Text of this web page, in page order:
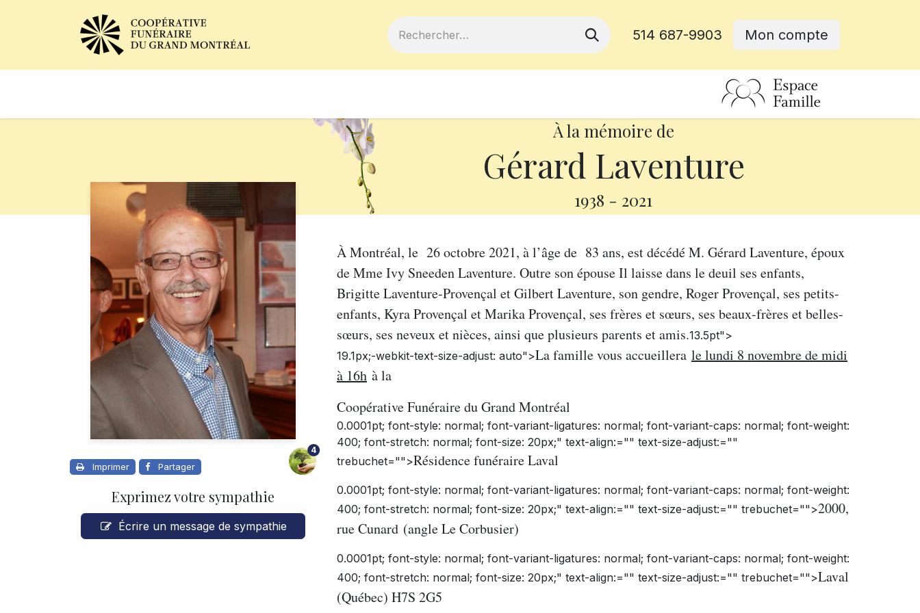
514 687-9903 Mon compte
À la mémoire de
Gérard Laventure
1938 - 2021
Imprimer Partager
4
Exprimez votre sympathie
Écrire un message de sympathie
À Montréal, le 26 octobre 2021, à l’âge de 83 ans, est décédé M. Gérard Laventure, époux
de Mme Ivy Sneeden Laventure. Outre son épouse Il laisse dans le deuil ses enfants,
Brigitte Laventure-Provençal et Gilbert Laventure, son gendre, Roger Provençal, ses petits-
enfants, Kyra Provençal et Marika Provençal, ses frères et sœurs, ses beaux-frères et belles-
sœurs, ses neveux et nièces, ainsi que plusieurs parents et amis.13.5pt">
19.1px;-webkit-text-size-adjust: auto">La famille vous accueillera le lundi 8 novembre de midi
à 16h à la
Coopérative Funéraire du Grand Montréal
0.0001pt; font-style: normal; font-variant-ligatures: normal; font-variant-caps: normal; font-weight:
400; font-stretch: normal; font-size: 20px;" text-align:="" text-size-adjust:=""
trebuchet="">Résidence funéraire Laval
0.0001pt; font-style: normal; font-variant-ligatures: normal; font-variant-caps: normal; font-weight:
400; font-stretch: normal; font-size: 20px;" text-align:="" text-size-adjust:="" trebuchet="">2000,
rue Cunard (angle Le Corbusier)
0.0001pt; font-style: normal; font-variant-ligatures: normal; font-variant-caps: normal; font-weight:
400; font-stretch: normal; font-size: 20px;" text-align:="" text-size-adjust:="" trebuchet="">Laval
(Québec) H7S 2G5